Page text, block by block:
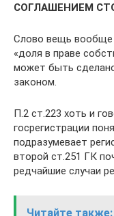
СОГЛАШЕНИЕМ
Слово вещь вообще
«доля в праве
может быть
законом.
П.2 ст.223 хоть и
госрегистрации
подразумевает
второй ст.251 ГК
редчайшие случаи
Читайте также: